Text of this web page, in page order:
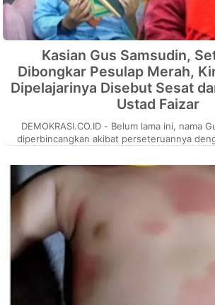
Kasian Gus Samsudin,
Dibongkar Pesulap Merah,
Dipelajarinya Disebut Sesat
Ustad Faizar
DEMOKRASI.CO.ID - Belum lama ini, nama Gus Samsudin ramai
diperbincangkan akibat perseteruannya